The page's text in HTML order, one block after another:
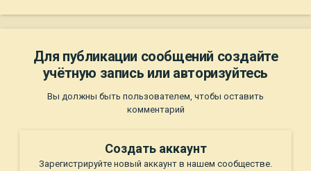
Для публикации сообщений создайте
учётную запись или авторизуйтесь
Вы должны быть пользователем, чтобы оставить
комментарий
Создать аккаунт
Зарегистрируйте новый аккаунт в нашем сообществе.